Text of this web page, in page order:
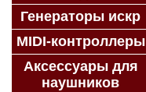
Генераторы искр
MIDI-контроллеры
Аксессуары для
наушников